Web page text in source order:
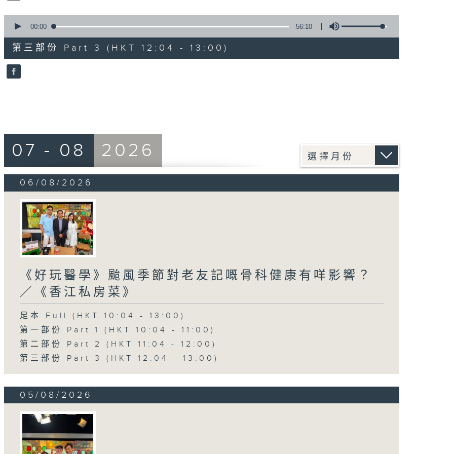
seconds
56
minutes,
10
seconds
90%
00:00 56:10
第三部份 Part 3 (HKT 12:04 - 13:00)
07 - 08 2026
06/08/2026
《好玩醫學》颱風季節對老友記嘅骨科健康有咩影響？
／《香江私房菜》
足本 Full (HKT 10:04 - 13:00)
第一部份 Part 1 (HKT 10:04 - 11:00)
第二部份 Part 2 (HKT 11:04 - 12:00)
第三部份 Part 3 (HKT 12:04 - 13:00)
05/08/2026